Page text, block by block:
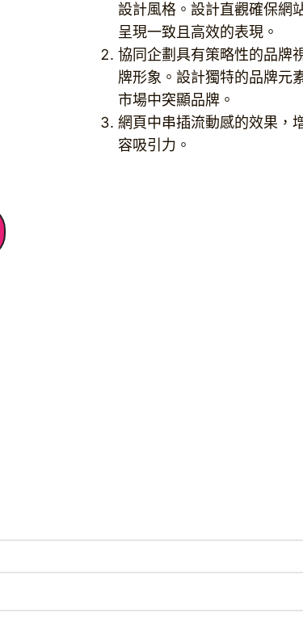
設計風格。設計直觀確保網
呈現一致且高效的表現。
協同企劃具有策略性的品牌
牌形象。設計獨特的品牌元
市場中突顯品牌。
網頁中串插流動感的效果，
容吸引力。